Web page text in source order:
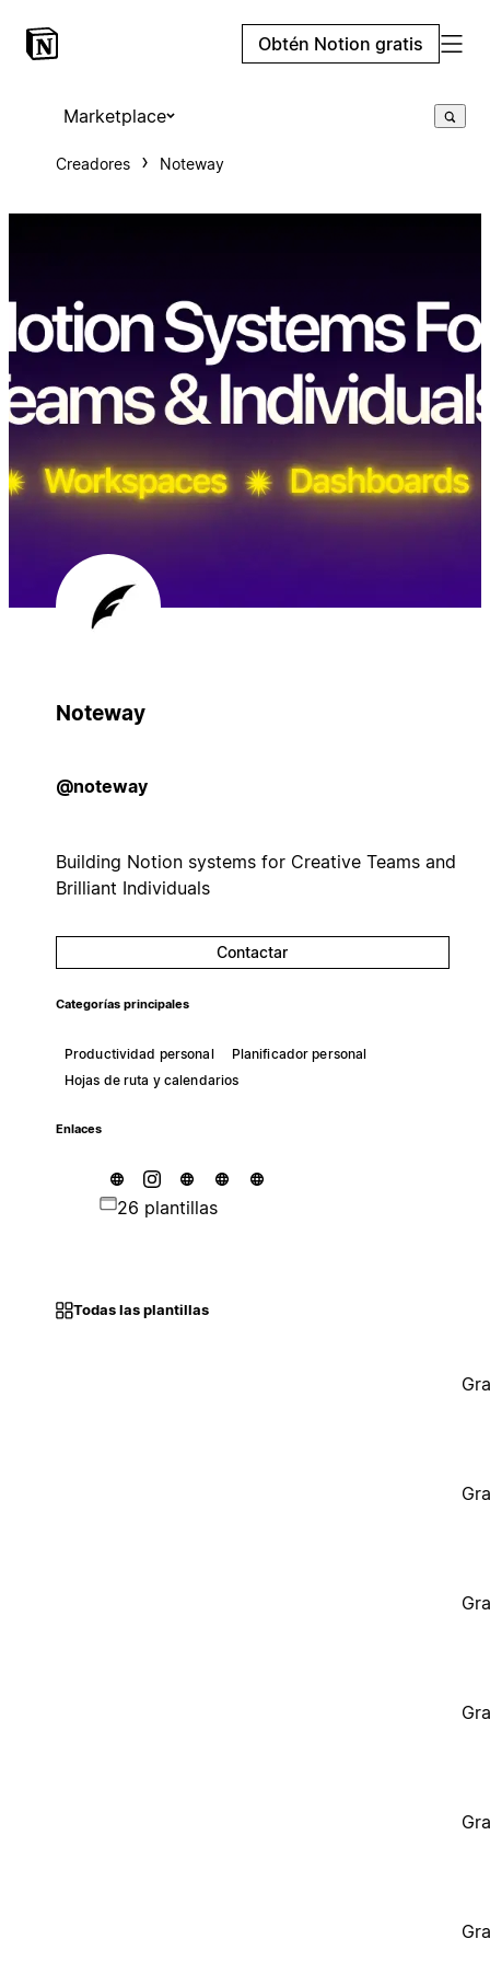
Obtén Notion gratis
Marketplace
Creadores Noteway
Noteway
@noteway
Building Notion systems for Creative Teams and
Brilliant Individuals
Contactar
Categorías principales
Productividad personal
Planificador personal
Hojas de ruta y calendarios
Enlaces
26 plantillas
Todas las plantillas